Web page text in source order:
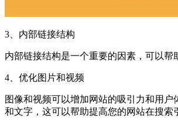
3、内部链接结构
内部链接结构是一个重要的因素，可以帮
4、优化图片和视频
图像和视频可以增加网站的吸引力和用
和文字，这可以帮助提高您的网站在搜索